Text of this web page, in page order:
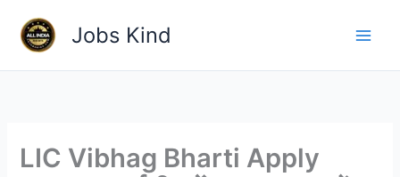
content
Jobs Kind
LIC Vibhag Bharti Apply